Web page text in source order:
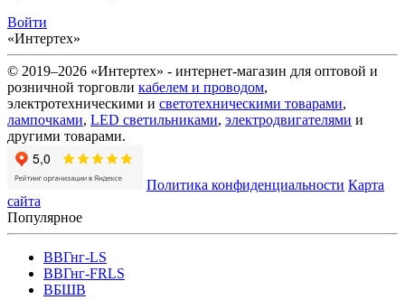
Войти
«Интертех»
© 2019–2026 «Интертех» - интернет-магазин для оптовой и
розничной торговли кабелем и проводом,
электротехническими и светотехническими товарами,
лампочками, LED светильниками, электродвигателями и
другими товарами.
Политика конфиденциальности Карта
сайта
Популярное
ВВГнг-LS
ВВГнг-FRLS
ВБШВ